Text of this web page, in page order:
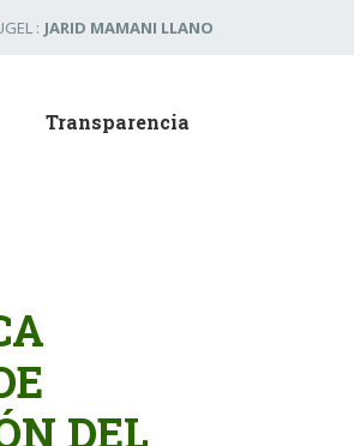
: JARID MAMANI LLANO
Transparencia
DEL